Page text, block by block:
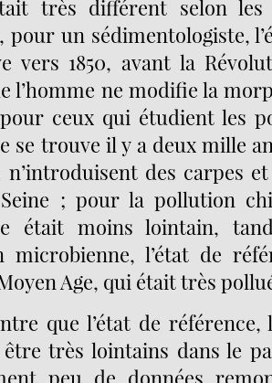
très différent selon les
pour un sédimentologiste,
vers 1850, avant la
l’homme ne modifie la
ceux qui étudient les
se trouve il y a deux mille
n’introduisent des carpes
; pour la pollution
était moins lointain,
microbienne, l’état de
Age, qui était très
que l’état de
très lointains dans le